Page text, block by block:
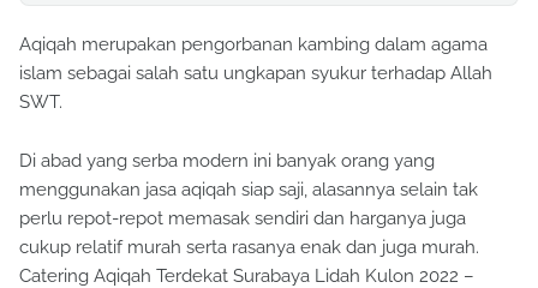
Aqiqah merupakan pengorbanan kambing dalam agama
islam sebagai salah satu ungkapan syukur terhadap Allah
SWT.
Di abad yang serba modern ini banyak orang yang
menggunakan jasa aqiqah siap saji, alasannya selain tak
perlu repot-repot memasak sendiri dan harganya juga
cukup relatif murah serta rasanya enak dan juga murah.
Catering Aqiqah Terdekat Surabaya Lidah Kulon 2022 –